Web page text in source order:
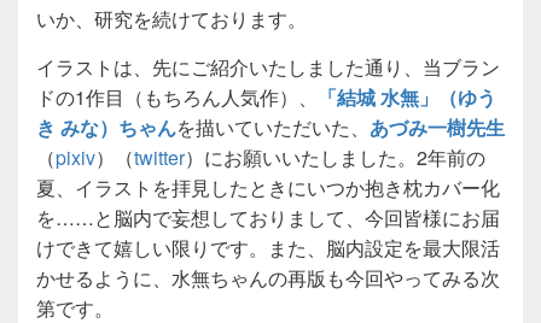
いか、研究を続けております。
イラストは、先にご紹介いたしました通り、当ブラン
ドの1作目（もちろん人気作）、
「結城 水無」（ゆう
き みな）ちゃんを描いていただいた、 あづみ一樹先生
（pixiv）（twitter）にお願いいたしました。2年前の
夏、イラストを拝見したときにいつか抱き枕カバー化
を……と脳内で妄想しておりまして、今回皆様にお届
けできて嬉しい限りです。また、脳内設定を最大限活
かせるように、水無ちゃんの再版も今回やってみる次
第です。